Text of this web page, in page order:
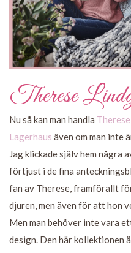
Therese
Nu så kan man handla
Lagerhaus även om man inte
Jag klickade själv hem några
förtjust i de fina
fan av Therese, framförallt
djuren, men även för att hon
Men man behöver inte vara
design. Den här